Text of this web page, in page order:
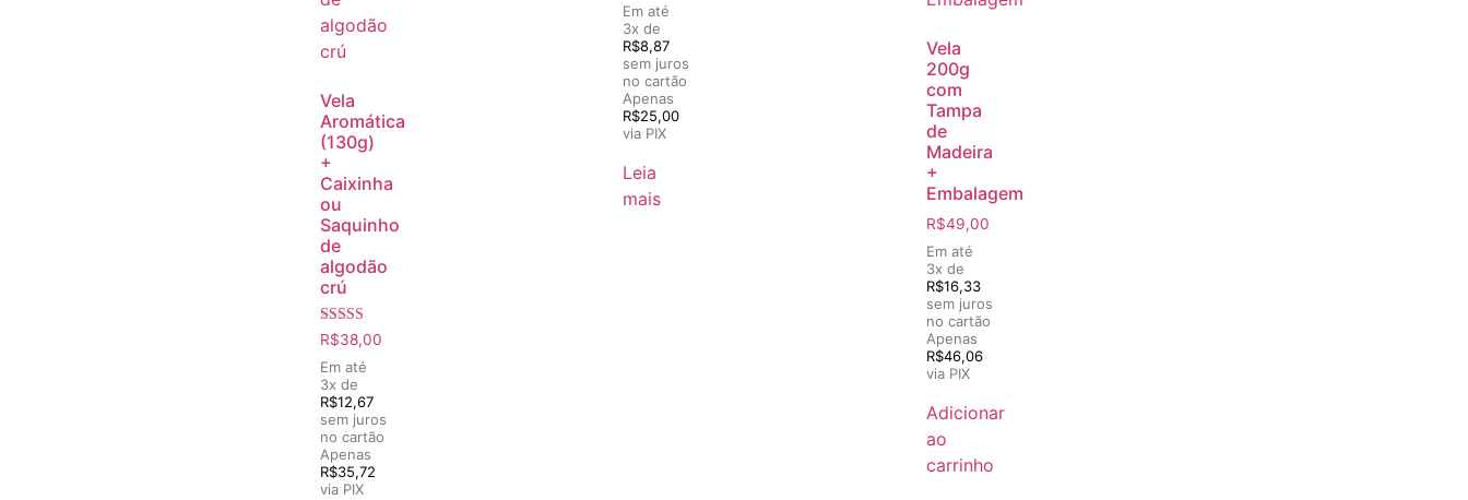
Vela
Aromática
(130g)
+
Caixinha
ou
Saquinho
de
algodão
crú
Avaliação
5.00
de 5
R$38,00
Em até
3x de
R$12,67
sem juros
no cartão
Apenas
R$35,72
via PIX
Em até
3x de
R$8,87
sem juros
no cartão
Apenas
R$25,00
via PIX
Leia
mais
Vela
200g
com
Tampa
de
Madeira
+
Embalagem
R$49,00
Em até
3x de
R$16,33
sem juros
no cartão
Apenas
R$46,06
via PIX
Adicionar
ao
carrinho